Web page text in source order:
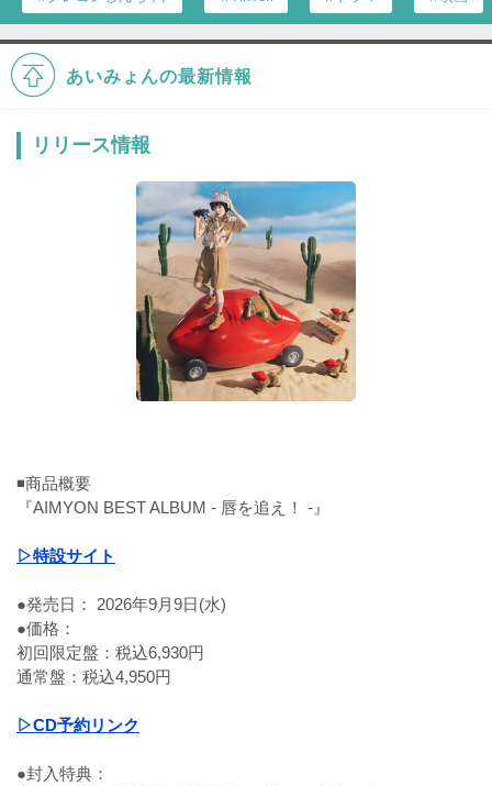
あいみょんの最新情報
リリース情報
◾️商品概要
『AIMYON BEST ALBUM - 唇を追え！ -』
▷特設サイト
●発売日： 2026年9月9日(水)
●価格：
初回限定盤：税込6,930円
通常盤：税込4,950円
▷CD予約リンク
●封入特典：